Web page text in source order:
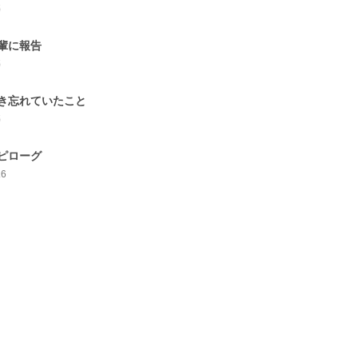
に報告
忘れていたこと
ローグ